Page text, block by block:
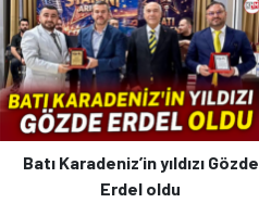
Batı Karadeniz’in yıldızı Gözde
Erdel oldu